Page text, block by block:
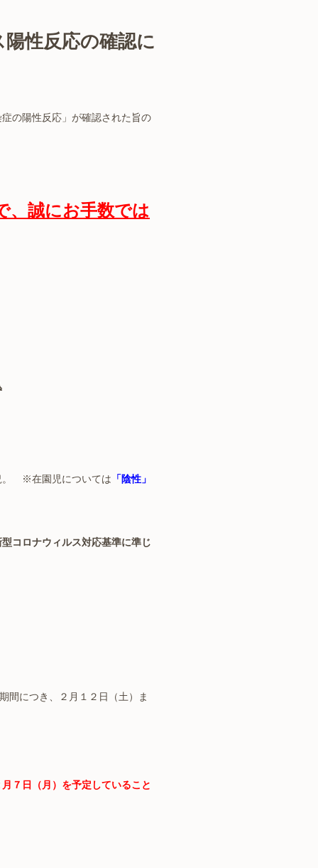
性反応の確認に
の陽性反応」が確認された旨の
、誠にお手数では
。 ※在園児については 「陰性」
コロナウィルス対応基準に準じ
間につき、２月１２日（土）ま
７日（月）を予定していること